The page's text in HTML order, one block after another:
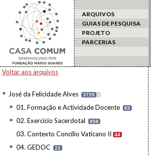
ARQUIVOS
GUIAS DE PESQUISA
PROJETO
PARCERIAS
Voltar aos arquivos
José da Felicidade Alves 3720 I
01. Formação e Actividade Docente 65
02. Exercício Sacerdotal 858
03. Contexto Concílio Vaticano II 44
04. GEDOC 22